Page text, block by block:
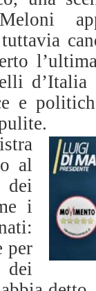
e
al
dei
i
per